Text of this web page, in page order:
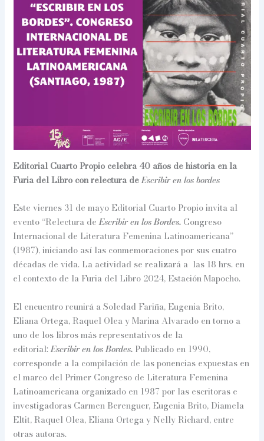
Editorial Cuarto Propio celebra 40 años de historia en la
Furia del Libro con relectura deEscribir en los bordes
Este viernes 31 de mayo Editorial Cuarto Propio invita al
evento “Relectura deEscribir en los Bordes. Congreso
Internacional de Literatura Femenina Latinoamericana”
(1987), iniciando así las conmemoraciones por sus cuatro
décadas de vida. La actividad se realizará a las 18 hrs. en
el contexto de la Furia del Libro 2024, Estación Mapocho.
El encuentro reunirá a Soledad Fariña, Eugenia Brito,
Eliana Ortega, Raquel Olea y Marina Alvarado en torno a
uno de los libros más representativos de la
editorial:Escribir en los Bordes. Publicado en 1990,
corresponde a la compilación de las ponencias expuestas en
el marco del Primer Congreso de Literatura Femenina
Latinoamericana organizado en 1987 por las escritoras e
investigadoras Carmen Berenguer, Eugenia Brito, Diamela
Eltit, Raquel Olea, Eliana Ortega y Nelly Richard, entre
otras autoras.